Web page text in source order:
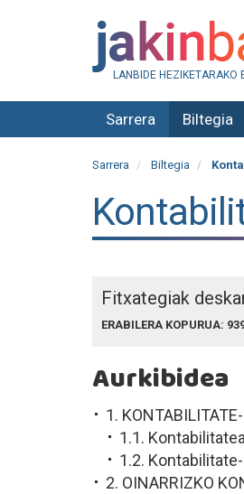
LANBIDE HEZIKETARAKO
Sarrera Biltegia
Sarrera Biltegia
Fitxategiak
ERABILERA KOPURUA:
Aurkibidea
1.
1.1.
1.2.
2. OINARRIZKO